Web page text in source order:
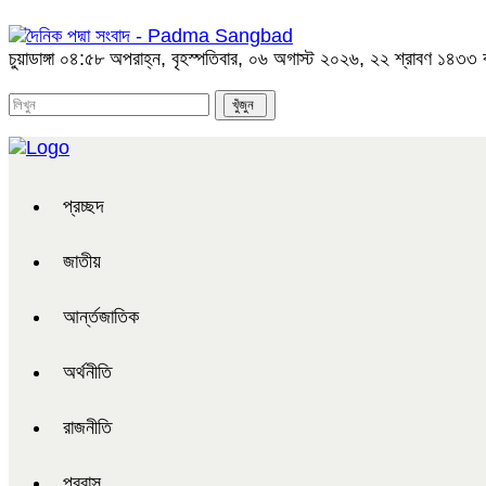
চুয়াডাঙ্গা ০৪:৫৮ অপরাহ্ন, বৃহস্পতিবার, ০৬ অগাস্ট ২০২৬, ২২ শ্রাবণ ১৪৩৩
প্রচ্ছদ
জাতীয়
আর্ন্তজাতিক
অর্থনীতি
রাজনীতি